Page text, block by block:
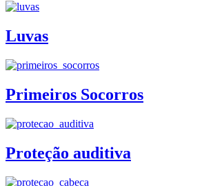
Luvas
Primeiros Socorros
Proteção auditiva